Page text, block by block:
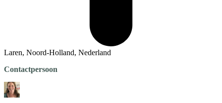
Laren, Noord-Holland, Nederland
Contactpersoon